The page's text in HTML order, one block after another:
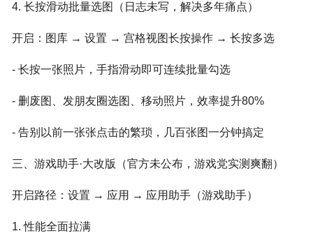
4. 长按滑动批量选图（日志未写，解决多年痛点）
开启：图库 → 设置 → 宫格视图长按操作 → 长按多选
- 长按一张照片，手指滑动即可连续批量勾选
- 删废图、发朋友圈选图、移动照片，效率提升80%
- 告别以前一张张点击的繁琐，几百张图一分钟搞定
三、游戏助手·大改版（官方未公布，游戏党实测爽翻）
开启路径：设置 → 应用 → 应用助手（游戏助手）
1. 性能全面拉满